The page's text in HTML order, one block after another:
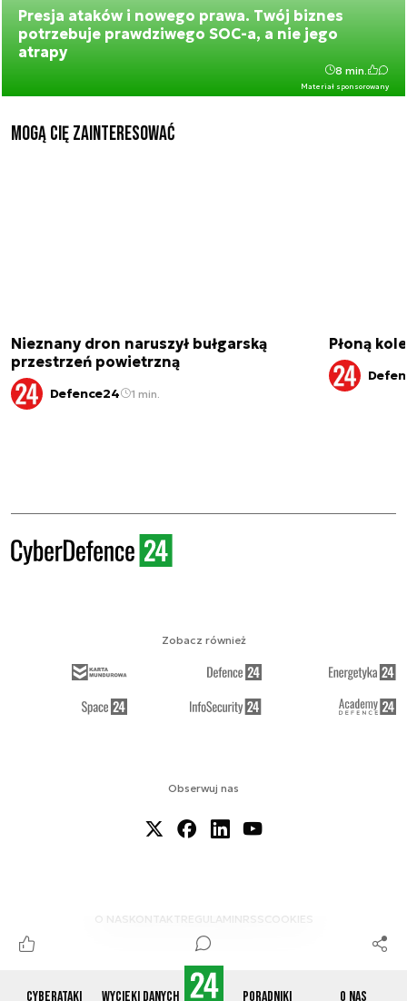
Cyberataki Wycieki danych Poradniki O nas
Presja ataków i nowego prawa. Twój biznes
potrzebuje prawdziwego SOC-a, a nie jego
atrapy
Materiał sponsorowany
8 min.
Mogą Cię zainteresować
Nieznany dron naruszył bułgarską
przestrzeń powietrzną
Defence24 1 min.
Płoną
Obserwuj nas
O NAS KONTAKTREGULAMINRSS COOKIES
Zobacz również